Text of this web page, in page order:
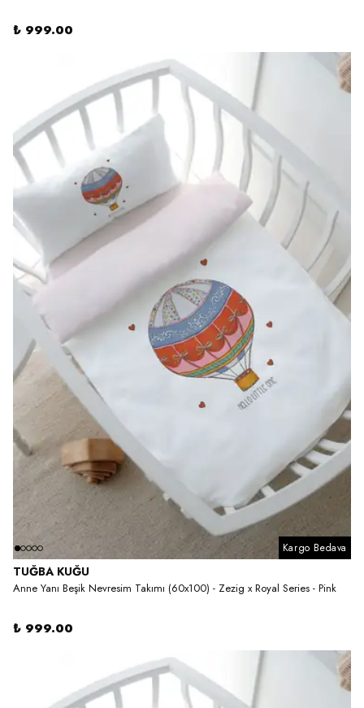
₺ 999.00
Kargo Bedava
TUĞBA KUĞU
Anne Yanı Beşik Nevresim Takımı (60x100) - Zezig x Royal Series - Pink
₺ 999.00